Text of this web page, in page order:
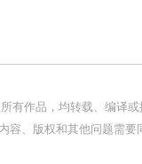
有作品，均转载、编译
容、版权和其他问题需